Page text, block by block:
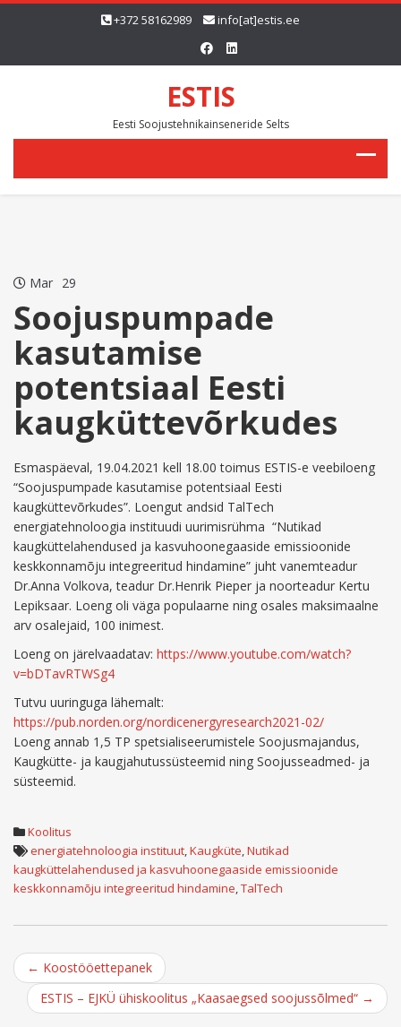
+372 58162989 info[at]estis.ee
ESTIS
Eesti Soojustehnikainseneride Selts
Mar 29
Soojuspumpade
kasutamise
potentsiaal Eesti
kaugküttevõrkudes
Esmaspäeval, 19.04.2021 kell 18.00 toimus ESTIS-e veebiloeng
“Soojuspumpade kasutamise potentsiaal Eesti
kaugküttevõrkudes”. Loengut andsid TalTech
energiatehnoloogia instituudi uurimisrühma “Nutikad
kaugküttelahendused ja kasvuhoonegaaside emissioonide
keskkonnamõju integreeritud hindamine” juht vanemteadur
Dr.Anna Volkova, teadur Dr.Henrik Pieper ja noorteadur Kertu
Lepiksaar. Loeng oli väga populaarne ning osales maksimaalne
arv osalejaid, 100 inimest.
Loeng on järelvaadatav: https://www.youtube.com/watch?
v=bDTavRTWSg4
Tutvu uuringuga lähemalt:
https://pub.norden.org/nordicenergyresearch2021-02/
Loeng annab 1,5 TP spetsialiseerumistele Soojusmajandus,
Kaugkütte- ja kaugjahutussüsteemid ning Soojusseadmed- ja
süsteemid.
Koolitus
energiatehnoloogia instituut,Kaugküte,Nutikad
kaugküttelahendused ja kasvuhoonegaaside emissioonide
keskkonnamõju integreeritud hindamine,TalTech
Post
navigation
← Koostööettepanek
ESTIS – EJKÜ ühiskoolitus „Kaasaegsed soojussõlmed“ →